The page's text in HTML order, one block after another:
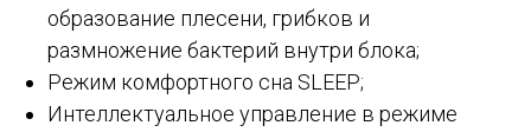
образование плесени, грибков и
размножение бактерий внутри блока;
Режим комфортного сна SLЕЕР;
Интеллектуальное управление в режиме